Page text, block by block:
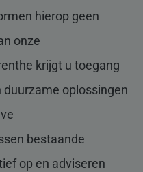
hierop geen
onze
krijgt u toegang
oplossingen
bestaande
op en adviseren